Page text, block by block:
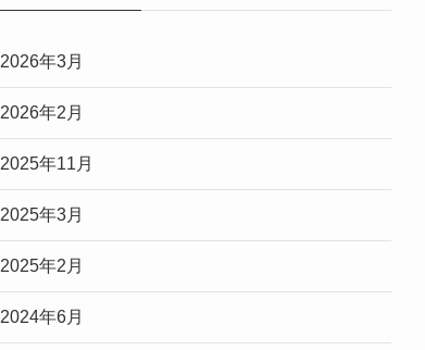
2026年3月
2026年2月
2025年11月
2025年3月
2025年2月
2024年6月